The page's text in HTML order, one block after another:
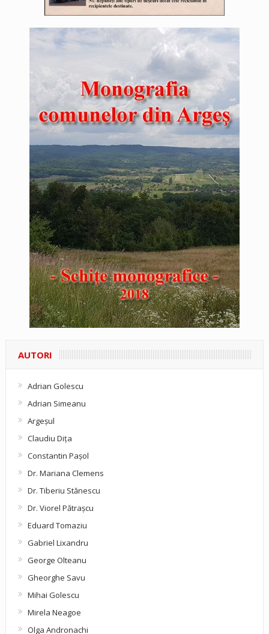
AUTORI
Adrian Golescu
Adrian Simeanu
Argeşul
Claudiu Diţa
Constantin Pașol
Dr. Mariana Clemens
Dr. Tiberiu Stănescu
Dr. Viorel Pătraşcu
Eduard Tomaziu
Gabriel Lixandru
George Olteanu
Gheorghe Savu
Mihai Golescu
Mirela Neagoe
Olga Andronachi